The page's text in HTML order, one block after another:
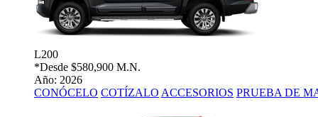
L200
*Desde $580,900 M.N.
Año: 2026
CONÓCELO COTÍZALO ACCESORIOS PRUEBA DE